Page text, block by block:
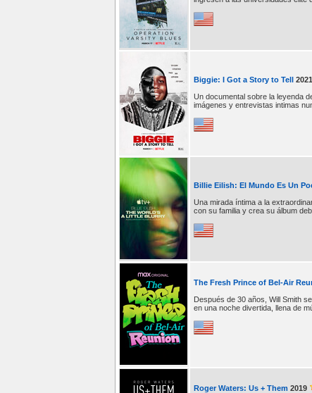
Biggie: I Got a Story to Tell 2021
Un documental sobre la leyenda
imágenes y entrevistas intimas
Billie Eilish: El Mundo Es Un
Una mirada íntima a la
con su familia y crea su álbum
The Fresh Prince of Bel-Air
Después de 30 años, Will Smith
en una noche divertida, llena de
Roger Waters: Us + Them 2019